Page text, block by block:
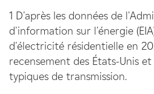
1 D'après les données de
d'information sur l'énergie
d'électricité résidentielle en
recensement des États-Unis
typiques de transmission.